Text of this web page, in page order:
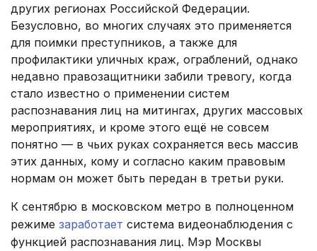
других регионах Российской Федерации.
Безусловно, во многих случаях это применяется
для поимки преступников, а также для
профилактики уличных краж, ограблений, однако
недавно правозащитники забили тревогу, когда
стало известно о применении систем
распознавания лиц на митингах, других массовых
мероприятиях, и кроме этого ещё не совсем
понятно — в чьих руках сохраняется весь массив
этих данных, кому и согласно каким правовым
нормам он может быть передан в третьи руки.
К сентябрю в московском метро в полноценном
режиме заработает система видеонаблюдения с
функцией распознавания лиц. Мэр Москвы